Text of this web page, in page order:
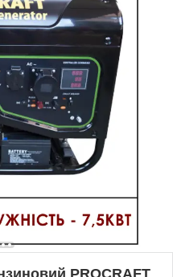
PROCRAFT